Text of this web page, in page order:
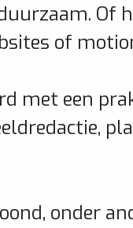
Of
of
met een
onder